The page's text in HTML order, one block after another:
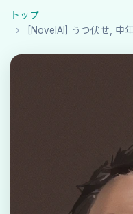
トップ
[NovelAI] うつ伏せ, 中